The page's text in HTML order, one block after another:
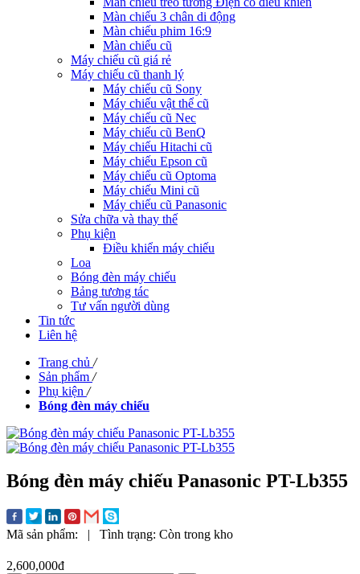
Màn chiếu 3 chân di động
Màn chiếu phim 16:9
Màn chiếu cũ
Máy chiếu cũ giá rẻ
Máy chiếu cũ thanh lý
Máy chiếu cũ Sony
Máy chiếu vật thể cũ
Máy chiếu cũ Nec
Máy chiếu cũ BenQ
Máy chiếu Hitachi cũ
Máy chiếu Epson cũ
Máy chiếu cũ Optoma
Máy chiếu Mini cũ
Máy chiếu cũ Panasonic
Sửa chữa và thay thế
Phụ kiện
Điều khiển máy chiếu
Loa
Bóng đèn máy chiếu
Bảng tương tác
Tư vấn người dùng
Tin tức
Liên hệ
Trang chủ /
Sản phẩm /
Phụ kiện /
Bóng đèn máy chiếu
Bóng đèn máy chiếu Panasonic PT-Lb355
Mã sản phẩm: | Tình trạng: Còn trong kho
2,600,000đ